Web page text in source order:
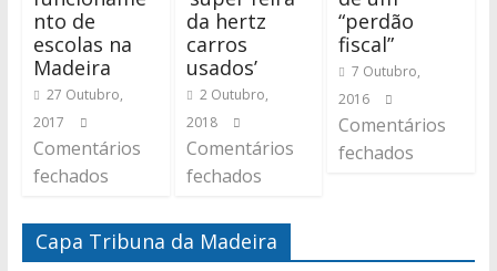
nto de
escolas na
Madeira
27 Outubro,
2017
Comentários
fechados
da hertz
carros
usados’
2 Outubro,
2018
Comentários
fechados
“perdão
fiscal”
7 Outubro,
2016
Comentários
fechados
Capa Tribuna da Madeira